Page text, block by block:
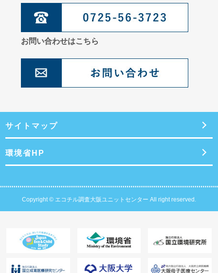
お問い合わせはこちら
サイトマップ
環境省HP
Copyright © エコチル調査大阪ユニットセンター All right reserved.